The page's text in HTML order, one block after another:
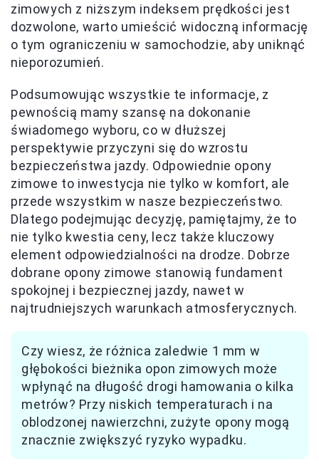
zimowych z niższym indeksem prędkości jest
dozwolone, warto umieścić widoczną informację
o tym ograniczeniu w samochodzie, aby uniknąć
nieporozumień.
Podsumowując wszystkie te informacje, z
pewnością mamy szansę na dokonanie
świadomego wyboru, co w dłuższej
perspektywie przyczyni się do wzrostu
bezpieczeństwa jazdy. Odpowiednie opony
zimowe to inwestycja nie tylko w komfort, ale
przede wszystkim w nasze bezpieczeństwo.
Dlatego podejmując decyzję, pamiętajmy, że to
nie tylko kwestia ceny, lecz także kluczowy
element odpowiedzialności na drodze. Dobrze
dobrane opony zimowe stanowią fundament
spokojnej i bezpiecznej jazdy, nawet w
najtrudniejszych warunkach atmosferycznych.
Czy wiesz, że różnica zaledwie 1 mm w
głębokości bieżnika opon zimowych może
wpłynąć na długość drogi hamowania o kilka
metrów? Przy niskich temperaturach i na
oblodzonej nawierzchni, zużyte opony mogą
znacznie zwiększyć ryzyko wypadku.